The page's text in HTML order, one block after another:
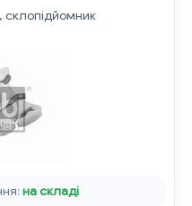
на складі